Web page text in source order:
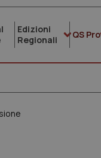
Edizioni
Regionali
QS Pro